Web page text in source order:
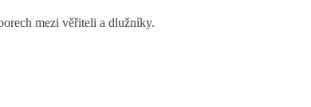
mezi věřiteli a dlužníky.